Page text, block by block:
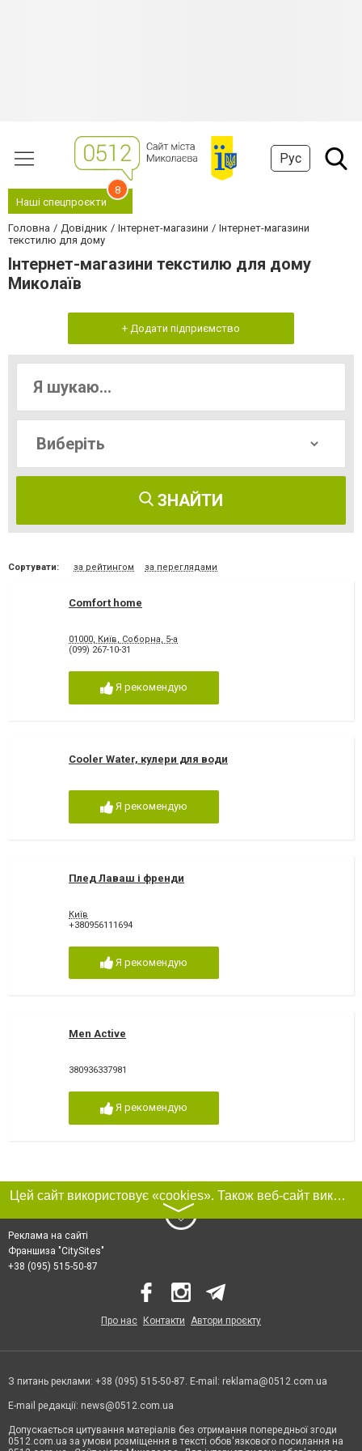
Рус
Наші спецпроєкти
8
Головна Довідник Інтернет-магазини
Інтернет-магазини
текстилю для дому
Інтернет-магазини текстилю для дому
Миколаїв
+ Додати підприємство
ЗНАЙТИ
Сортувати: за рейтингом за переглядами
Comfort home
01000, Київ, Соборна, 5-а
(099) 267-10-31
Я рекомендую
Cooler Water, кулери для води
Я рекомендую
Плед Лаваш і френди
Київ
+380956111694
Я рекомендую
Men Active
380936337981
Я рекомендую
Цей сайт використовує «cookies». Також веб-сайт використовує інтернет-сервіс для збору технічних даних стосовно відвідувачів з метою отримання маркетингової та статистичної інформації. Умови обробки даних відвідувачів сайту див.
〉
Реклама на сайті
Франшиза "CitySites"
+38 (095) 515-50-87
Про нас Контакти Автори проєкту
З питань реклами: +38 (095) 515-50-87. E-mail: reklama@0512.com.ua
E-mail редакції: news@0512.com.ua
Допускається цитування матеріалів без отримання попередньої згоди
0512.com.ua за умови розміщення в тексті обов'язкового посилання на